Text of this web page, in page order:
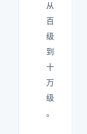
从
百
级
到
十
万
级
。